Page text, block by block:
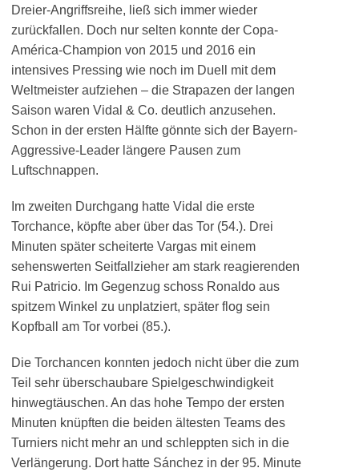
Dreier-Angriffsreihe, ließ sich immer wieder
zurückfallen. Doch nur selten konnte der Copa-
América-Champion von 2015 und 2016 ein
intensives Pressing wie noch im Duell mit dem
Weltmeister aufziehen – die Strapazen der langen
Saison waren Vidal & Co. deutlich anzusehen.
Schon in der ersten Hälfte gönnte sich der Bayern-
Aggressive-Leader längere Pausen zum
Luftschnappen.
Im zweiten Durchgang hatte Vidal die erste
Torchance, köpfte aber über das Tor (54.). Drei
Minuten später scheiterte Vargas mit einem
sehenswerten Seitfallzieher am stark reagierenden
Rui Patricio. Im Gegenzug schoss Ronaldo aus
spitzem Winkel zu unplatziert, später flog sein
Kopfball am Tor vorbei (85.).
Die Torchancen konnten jedoch nicht über die zum
Teil sehr überschaubare Spielgeschwindigkeit
hinwegtäuschen. An das hohe Tempo der ersten
Minuten knüpften die beiden ältesten Teams des
Turniers nicht mehr an und schleppten sich in die
Verlängerung. Dort hatte Sánchez in der 95. Minute